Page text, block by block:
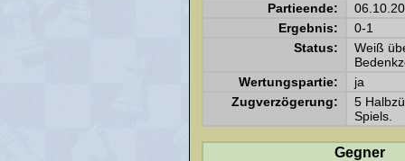
Partieende:
Ergebnis:
0-1
Status:
Weiß
Wertungspartie:
ja
Zugverzögerung:
5
Spiels.
Gegner